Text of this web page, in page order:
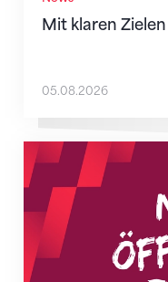
Mit klaren
05.08.2026
Neue